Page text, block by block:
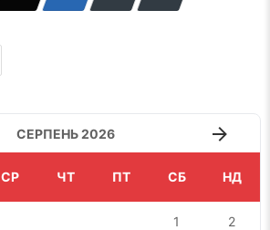
СЕРПЕНЬ 2026
СР ЧТ ПТ СБ НД
1 2